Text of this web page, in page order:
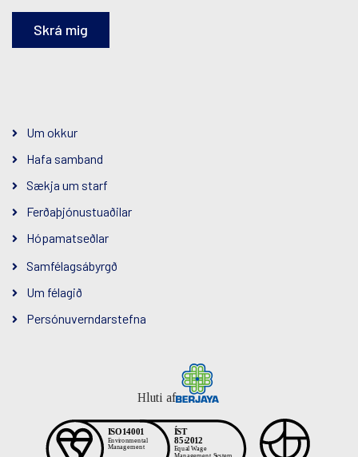
Skrá mig
Um okkur
Hafa samband
Sækja um starf
Ferðaþjónustuaðilar
Hópamatseðlar
Samfélagsábyrgð
Um félagið
Persónuverndarstefna
Hluti af